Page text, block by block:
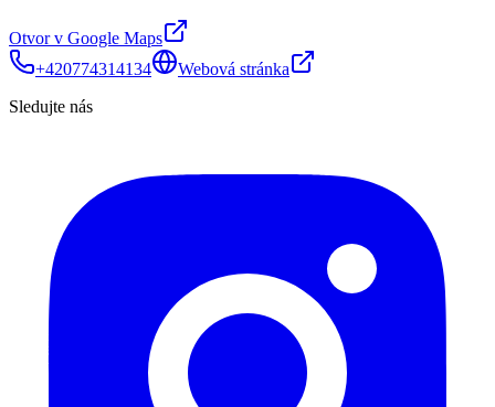
Otvor v Google Maps
+420774314134
Webová stránka
Sledujte nás